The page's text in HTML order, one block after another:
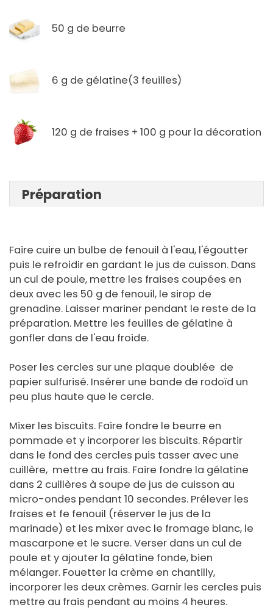
50 g de beurre
6 g de gélatine(3 feuilles)
120 g de fraises + 100 g pour la décoration
Préparation
Faire cuire un bulbe de fenouil à l'eau, l'égoutter
puis le refroidir en gardant le jus de cuisson. Dans
un cul de poule, mettre les fraises coupées en
deux avec les 50 g de fenouil, le sirop de
grenadine. Laisser mariner pendant le reste de la
préparation. Mettre les feuilles de gélatine à
gonfler dans de l'eau froide.
Poser les cercles sur une plaque doublée de
papier sulfurisé. Insérer une bande de rodoïd un
peu plus haute que le cercle.
Mixer les biscuits. Faire fondre le beurre en
pommade et y incorporer les biscuits. Répartir
dans le fond des cercles puis tasser avec une
cuillère, mettre au frais. Faire fondre la gélatine
dans 2 cuillères à soupe de jus de cuisson au
micro-ondes pendant 10 secondes. Prélever les
fraises et fe fenouil (réserver le jus de la
marinade) et les mixer avec le fromage blanc, le
mascarpone et le sucre. Verser dans un cul de
poule et y ajouter la gélatine fonde, bien
mélanger. Fouetter la crème en chantilly,
incorporer les deux crèmes. Garnir les cercles puis
mettre au frais pendant au moins 4 heures.